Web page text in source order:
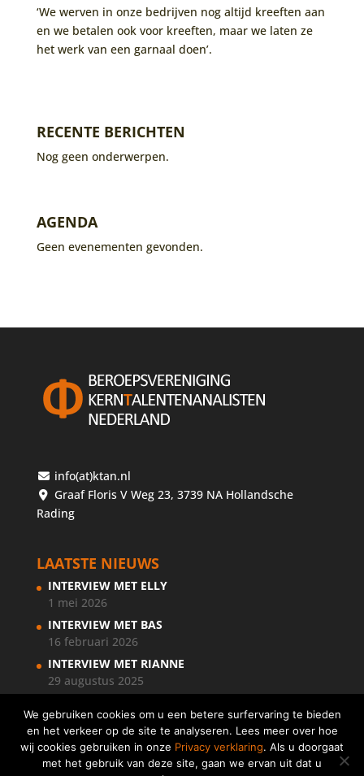
‘We werven in onze bedrijven nog altijd kreeften aan
en we betalen ook voor kreeften, maar we laten ze
het werk van een garnaal doen’.
RECENTE BERICHTEN
Nog geen onderwerpen.
AGENDA
Geen evenementen gevonden.
info(at)ktan.nl
Graaf Floris V Weg 23, 3739 NA Hollandsche
Rading
LAATSTE NIEUWS
INTERVIEW MET ELLY
1 mei 2026
INTERVIEW MET BAS
16 februari 2026
INTERVIEW MET RIANNE
29 augustus 2025
We gebruiken cookies om u een betere surfervaring te bieden
en het verkeer op de site te analyseren. Lees meer over hoe
wij cookies gebruiken in onze Privacy verklaring. Als u doorgaat
met het gebruik van deze site, gaan we ervan uit dat u